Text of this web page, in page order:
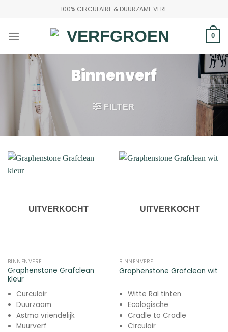
inhoud
100% CIRCULAIRE & DUURZAME VERF
0
Binnenverf
FILTER
UITVERKOCHT
BINNENVERF
Graphenstone Grafclean
kleur
Curculair
Duurzaam
Astma vriendelijk
Muurverf
UITVERKOCHT
BINNENVERF
Graphenstone Grafclean wit
Witte Ral tinten
Ecologische
Cradle to Cradle
Circulair